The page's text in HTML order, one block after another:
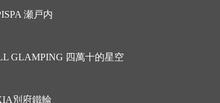
瀬戸内
GLAMPING 四萬十的星空
別府鐵輪